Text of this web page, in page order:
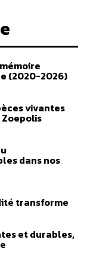
(2020-2026)
vivantes
Zoepolis
dans nos
transforme
et durables,